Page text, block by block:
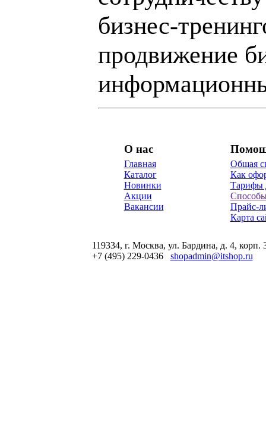
бизнес-
продвижение
О нас
Главная
Каталог
Новинки
Акции
Вакансии
Общая
Как
Тарифы
Прайс-
Карта
119334, г. Москва, ул. Бардина, д. 4, корп.
+7 (495) 229-0436 shopadmin@itshop.ru